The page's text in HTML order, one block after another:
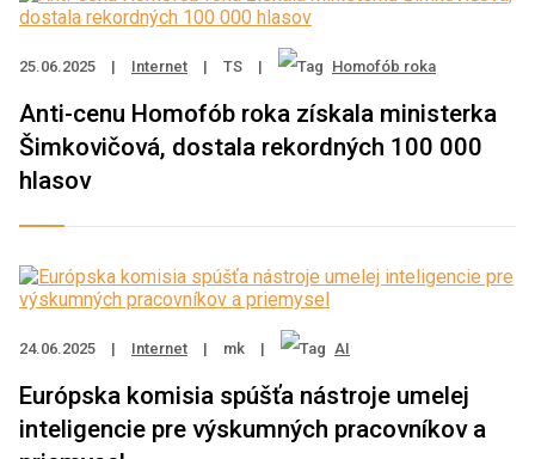
25.06.2025 | Internet | TS | Homofób roka
Anti-cenu Homofób roka získala ministerka
Šimkovičová, dostala rekordných 100 000
hlasov
24.06.2025 | Internet | mk | AI
Európska komisia spúšťa nástroje umelej
inteligencie pre výskumných pracovníkov a